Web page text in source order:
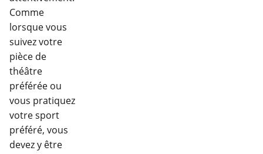
Comme
lorsque vous
suivez votre
pièce de
théâtre
préférée ou
vous pratiquez
votre sport
préféré, vous
devez y être